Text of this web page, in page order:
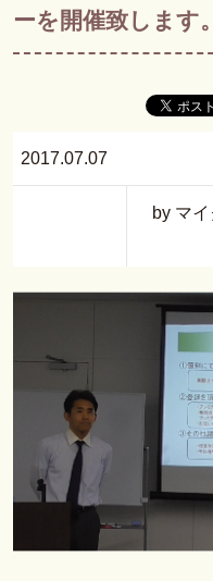
ーを開催致します。
2017.07.07
by マ